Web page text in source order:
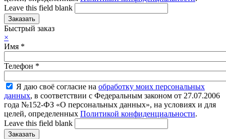
Leave this field blank
Быстрый заказ
×
Имя *
Телефон *
Я даю своё согласие на обработку моих персональных
данных, в соответствии с Федеральным законом от 27.07.2006
года №152-ФЗ «О персональных данных», на условиях и для
целей, определенных Политикой конфиденциальности.
Leave this field blank